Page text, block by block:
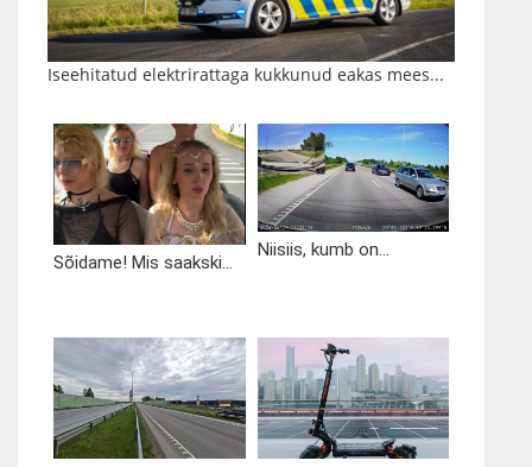
Iseehitatud elektrirattaga kukkunud eakas mees...
Sõidame! Mis saakski...
Niisiis, kumb on...